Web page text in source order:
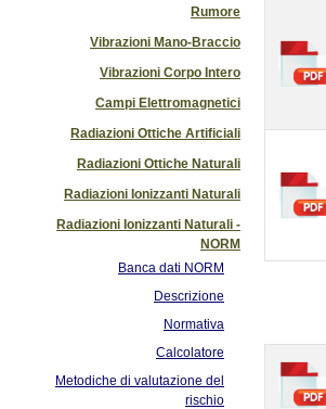
Rumore
Vibrazioni Mano-Braccio
Vibrazioni Corpo Intero
Campi Elettromagnetici
Radiazioni Ottiche Artificiali
Radiazioni Ottiche Naturali
Radiazioni Ionizzanti Naturali
Radiazioni Ionizzanti Naturali -
NORM
Banca dati NORM
Descrizione
Normativa
Calcolatore
Metodiche di valutazione del
rischio